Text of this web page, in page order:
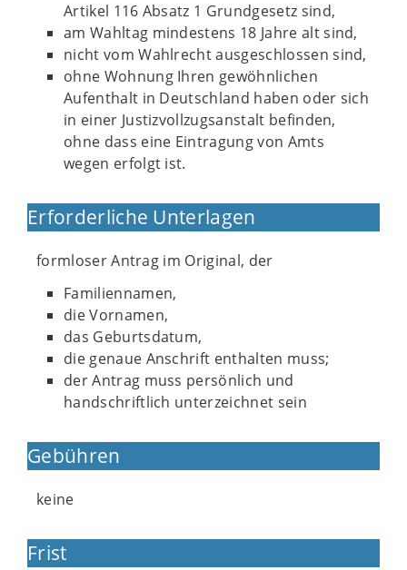
Artikel 116 Absatz 1 Grundgesetz sind,
am Wahltag mindestens 18 Jahre alt sind,
nicht vom Wahlrecht ausgeschlossen sind,
ohne Wohnung Ihren gewöhnlichen
Aufenthalt in Deutschland haben oder sich
in einer Justizvollzugsanstalt befinden,
ohne dass eine Eintragung von Amts
wegen erfolgt ist.
Erforderliche Unterlagen
formloser Antrag im Original, der
Familiennamen,
die Vornamen,
das Geburtsdatum,
die genaue Anschrift enthalten muss;
der Antrag muss persönlich und
handschriftlich unterzeichnet sein
Gebühren
keine
Frist